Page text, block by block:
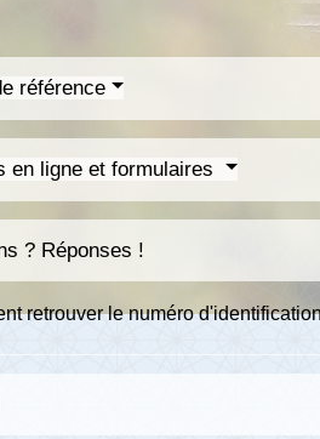
référence
en ligne et formulaires
? Réponses !
retrouver le numéro